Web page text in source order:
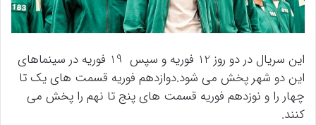
این سریال در دو روز 12 فوریه و سپس 19 فوریه در سینماهای
این دو شهر پخش می شود.دوازدهم فوریه قسمت های یک تا
چهار را و نوزدهم فوریه قسمت های پنج تا نهم را پخش می
کنند.